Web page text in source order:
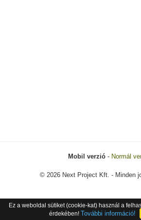
Mobil verzió- Normál
© 2026 Next Project Kft. - Minden
Ez a weboldal sütiket (cookie-kat) használ a
érdekében! További információ!